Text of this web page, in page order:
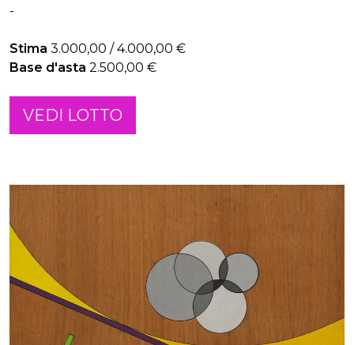
-
Stima 3.000,00 / 4.000,00 €
Base d'asta 2.500,00 €
VEDI LOTTO